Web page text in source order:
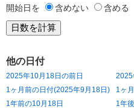
開始日を 含めない 含める
他の日付
2025年10月18日の前日
2025
1ヶ月前の日付(2025年9月18日)
1ヶ
1年前の10月18日
1年